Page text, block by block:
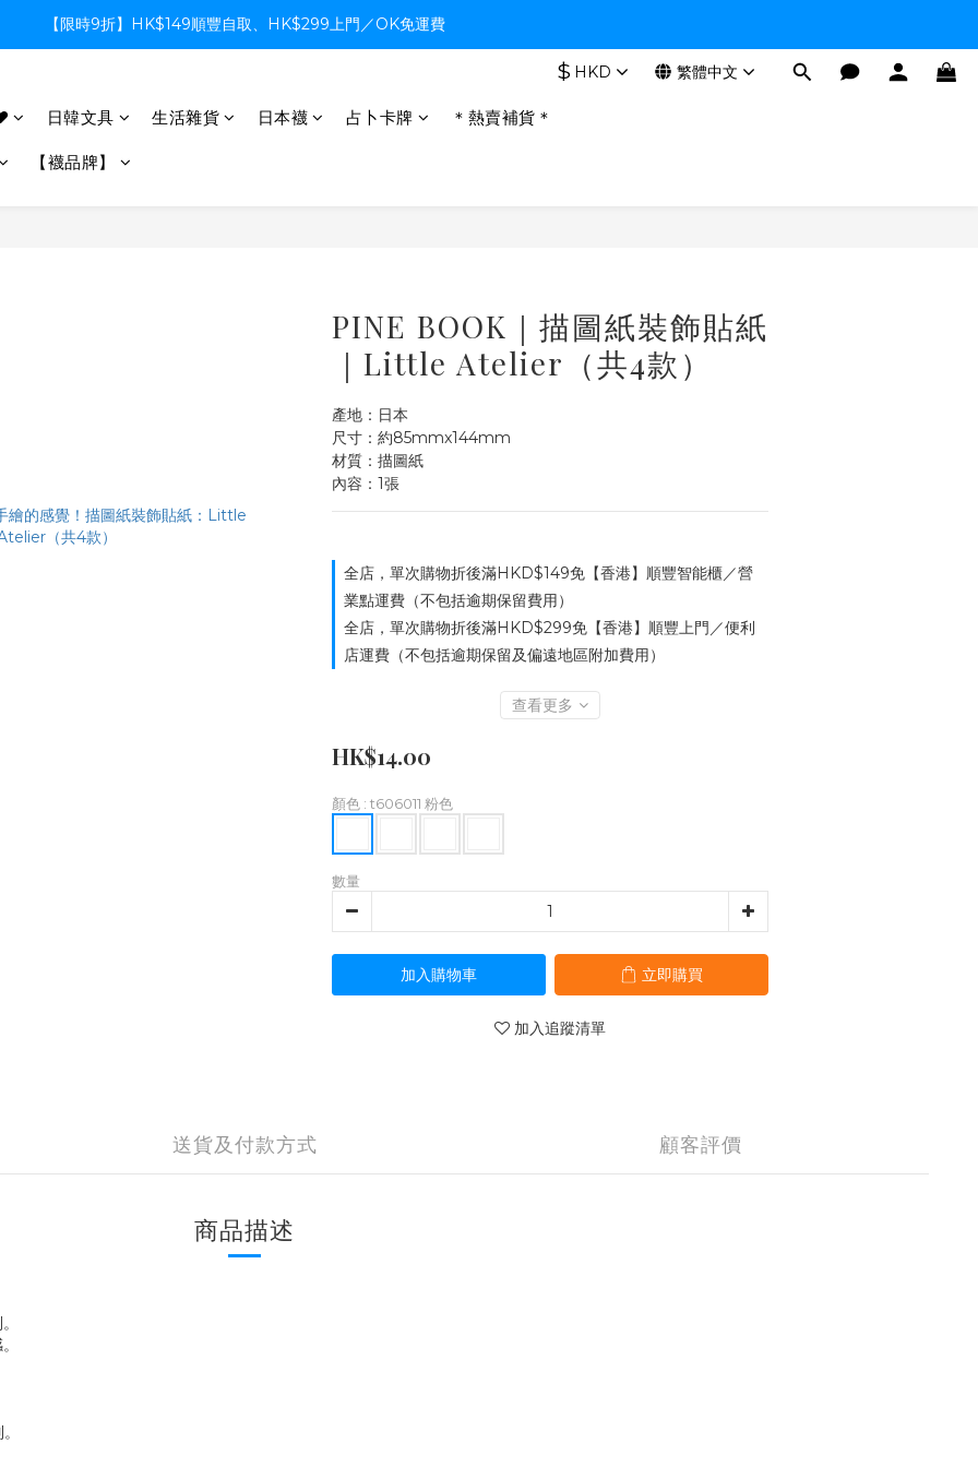
【限時9折】HK$149順豐自取、HK$299上門／OK免運費
【限時9折】HK$149順豐自取、HK$299上門／OK免運費
【限時9折】HK$149順豐自取、HK$299上門／OK免運費
$ HKD 繁體中文
日韓文具 生活雜貨 日本襪 占卜卡牌 ＊熱賣補貨＊
【襪品牌】
PINE BOOK｜描圖紙裝飾貼紙
｜Little Atelier（共4款）
產地：日本
尺寸：約85mmx144mm
材質：描圖紙
內容：1張
全店，單次購物折後滿HKD$149免【香港】順豐智能櫃／營
業點運費（不包括逾期保留費用）
全店，單次購物折後滿HKD$299免【香港】順豐上門／便利
店運費（不包括逾期保留及偏遠地區附加費用）
查看更多
HK$14.00
顏色 : t606011 粉色
數量
加入購物車 立即購買
加入追蹤清單
送貨及付款方式 顧客評價
商品描述